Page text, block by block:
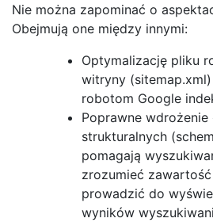
Nie można zapominać o
Obejmują one między innymi:
Optymalizację pliku
witryny (sitemap.xml)
robotom Google
Poprawne wdrożenie
strukturalnych
pomagają
zrozumieć
prowadzić do
wyników